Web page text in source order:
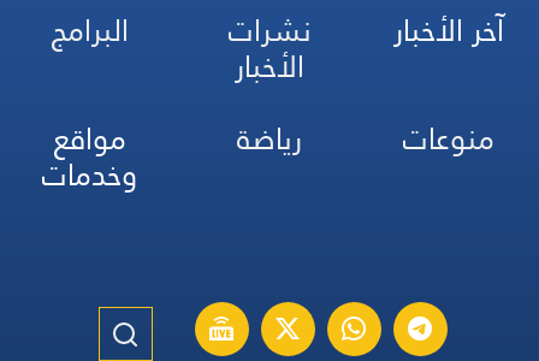
آخر الأخبار نشرات
الأخبار
البرامج
منوعات
رياضة مواقع
وخدمات